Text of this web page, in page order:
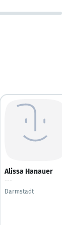
Alissa Hanauer
---
Darmstadt